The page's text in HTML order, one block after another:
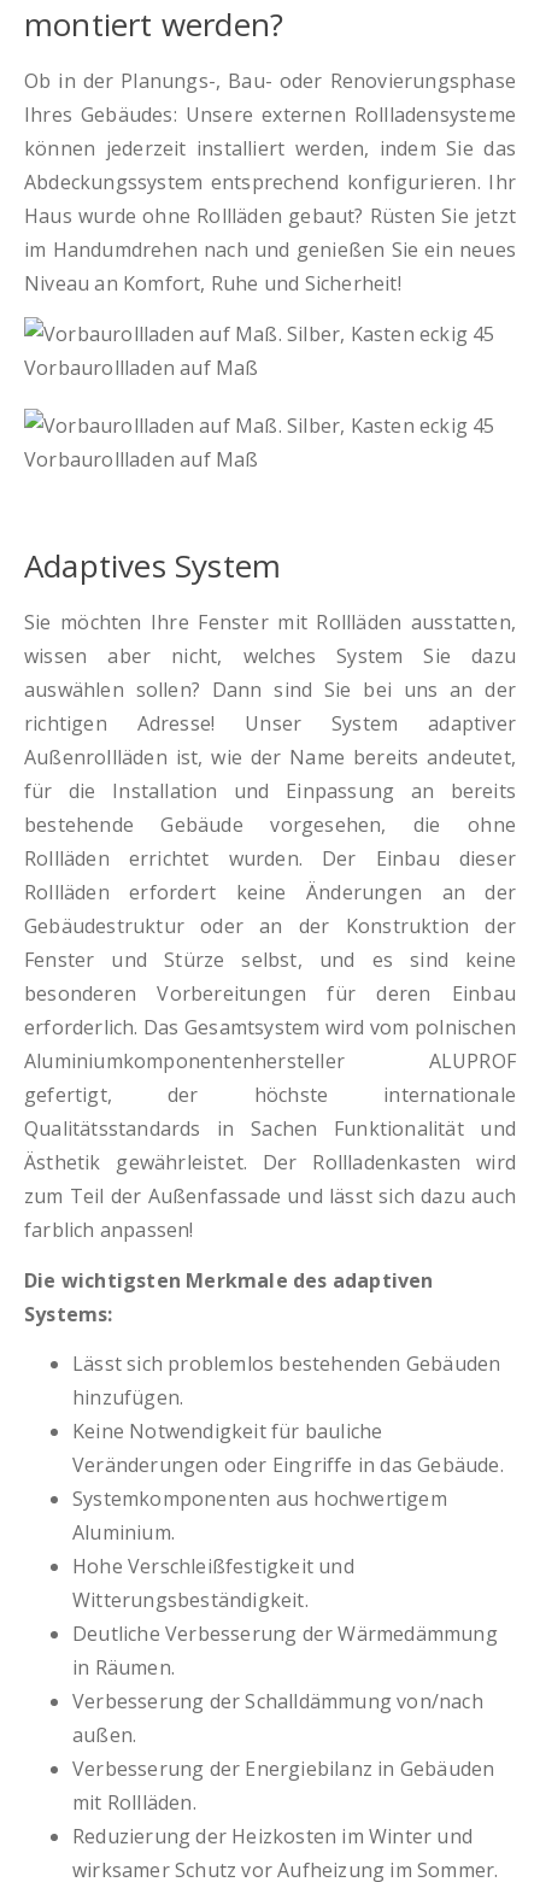
montiert werden?
Ob in der Planungs-, Bau- oder Renovierungsphase
Ihres Gebäudes: Unsere externen Rollladensysteme
können jederzeit installiert werden, indem Sie das
Abdeckungssystem entsprechend konfigurieren. Ihr
Haus wurde ohne Rollläden gebaut? Rüsten Sie jetzt
im Handumdrehen nach und genießen Sie ein neues
Niveau an Komfort, Ruhe und Sicherheit!
Adaptives System
Sie möchten Ihre Fenster mit Rollläden ausstatten,
wissen aber nicht, welches System Sie dazu
auswählen sollen? Dann sind Sie bei uns an der
richtigen Adresse! Unser System adaptiver
Außenrollläden ist, wie der Name bereits andeutet,
für die Installation und Einpassung an bereits
bestehende Gebäude vorgesehen, die ohne
Rollläden errichtet wurden. Der Einbau dieser
Rollläden erfordert keine Änderungen an der
Gebäudestruktur oder an der Konstruktion der
Fenster und Stürze selbst, und es sind keine
besonderen Vorbereitungen für deren Einbau
erforderlich. Das Gesamtsystem wird vom polnischen
Aluminiumkomponentenhersteller ALUPROF
gefertigt, der höchste internationale
Qualitätsstandards in Sachen Funktionalität und
Ästhetik gewährleistet. Der Rollladenkasten wird
zum Teil der Außenfassade und lässt sich dazu auch
farblich anpassen!
Die wichtigsten Merkmale des adaptiven
Systems:
Lässt sich problemlos bestehenden Gebäuden
hinzufügen.
Keine Notwendigkeit für bauliche
Veränderungen oder Eingriffe in das Gebäude.
Systemkomponenten aus hochwertigem
Aluminium.
Hohe Verschleißfestigkeit und
Witterungsbeständigkeit.
Deutliche Verbesserung der Wärmedämmung
in Räumen.
Verbesserung der Schalldämmung von/nach
außen.
Verbesserung der Energiebilanz in Gebäuden
mit Rollläden.
Reduzierung der Heizkosten im Winter und
wirksamer Schutz vor Aufheizung im Sommer.